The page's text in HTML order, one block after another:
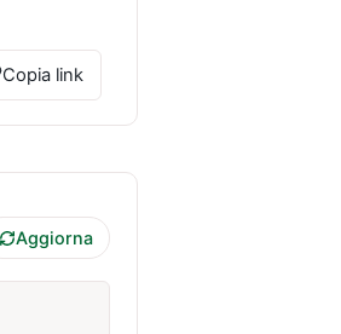
Copia link
Aggiorna